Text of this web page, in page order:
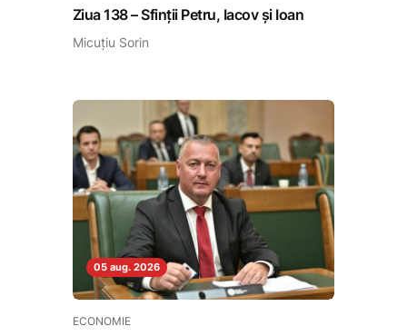
Ziua 138 – Sfinții Petru, Iacov și Ioan
Micuțiu Sorin
05 aug. 2026
ECONOMIE